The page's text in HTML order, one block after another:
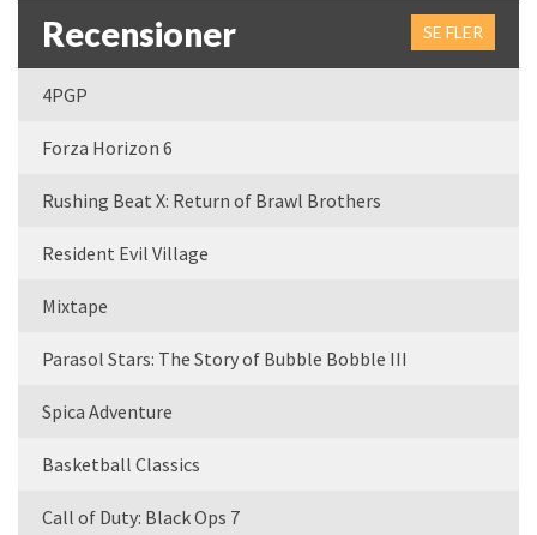
Recensioner SE FLER
4PGP
Forza Horizon 6
Rushing Beat X: Return of Brawl Brothers
Resident Evil Village
Mixtape
Parasol Stars: The Story of Bubble Bobble III
Spica Adventure
Basketball Classics
Call of Duty: Black Ops 7